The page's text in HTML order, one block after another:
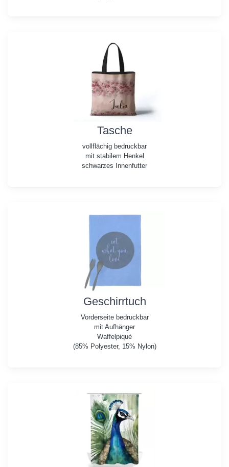
Tasche
vollflächig bedruckbar
mit stabilem Henkel
schwarzes Innenfutter
Geschirrtuch
Vorderseite bedruckbar
mit Aufhänger
Waffelpiqué
(85% Polyester, 15% Nylon)